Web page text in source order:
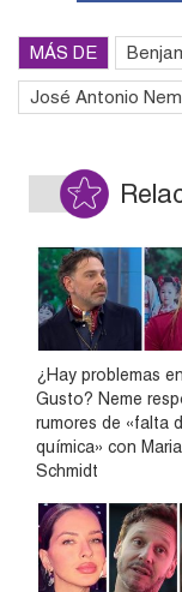
MÁS DE
José Antonio
¿Hay problemas
Gusto? Neme
rumores de «falta
química» con
Schmidt